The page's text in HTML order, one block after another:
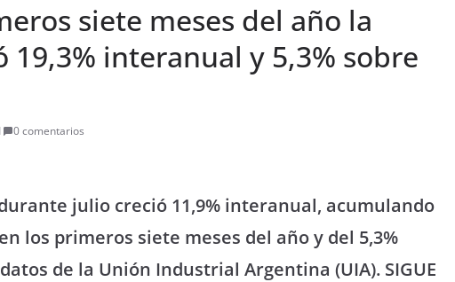
siete meses del año la
interanual y 5,3% sobre
0 comentarios
julio creció 11,9% interanual, acumulando
los primeros siete meses del año y del 5,3%
de la Unión Industrial Argentina (UIA). SIGUE